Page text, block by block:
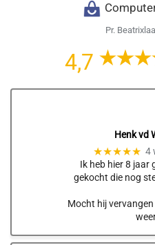
Pr.
4,7
Henk vd
★★★★★ 4
Ik heb hier 8 jaar
gekocht die nog
Mocht hij